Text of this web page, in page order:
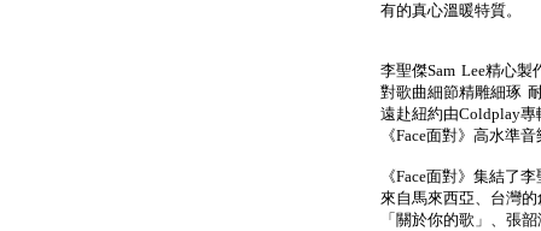
有的真心溫暖特質。
李聖傑Sam Lee精心
對歌曲細節精雕細琢
遠赴紐約由Coldplay專
《Face面對》高水準
《Face面對》集結了
來自馬來西亞、台灣
「關於你的歌」、張